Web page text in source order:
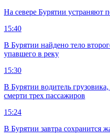
На севере Бурятии устраняют
15:40
В Бурятии найдено тело
упавшего в реку
15:30
В Бурятии водитель
смерти трех пассажиров
15:24
В Бурятии завтра сохранится